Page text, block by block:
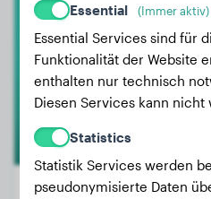
Essential (Immer aktiv)
Essential Services sind für
Funktionalität der Website
enthalten nur technisch
Diesen Services kann
Statistics
Statistik Services werden
pseudonymisierte Daten